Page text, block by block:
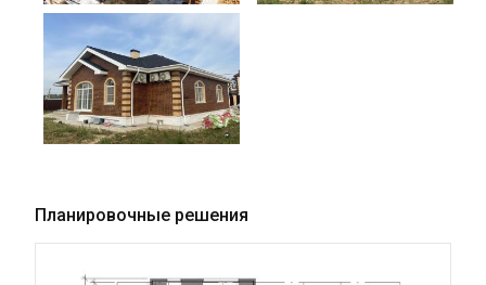
Планировочные решения